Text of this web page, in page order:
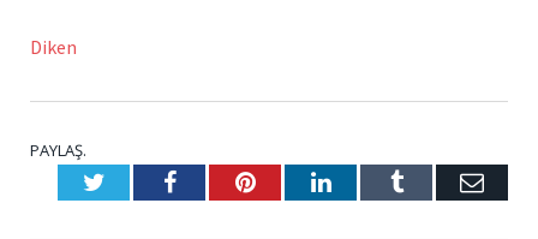
Diken
PAYLAŞ.
TwitterFacebookPinterestLinkedInTumblr E-